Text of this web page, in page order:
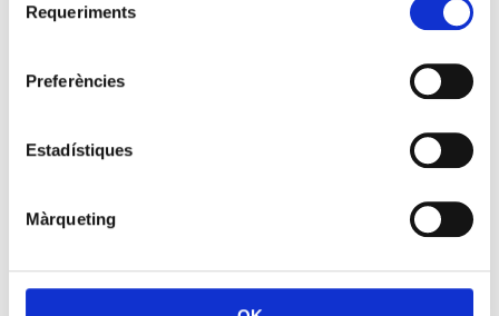
Requeriments
Preferències
Estadístiques
Màrqueting